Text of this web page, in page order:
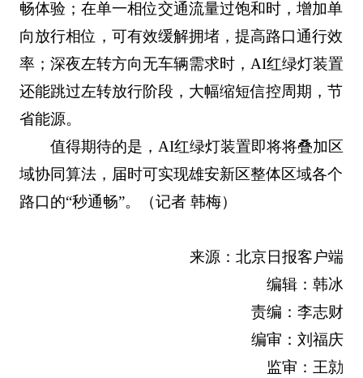
畅体验；在单一相位交通流量过饱和时，增加单
向放行相位，可有效缓解拥堵，提高路口通行效
率；深夜左转方向无车辆需求时，AI红绿灯装置
还能跳过左转放行阶段，大幅缩短信控周期，节
省能源。
值得期待的是，AI红绿灯装置即将将叠加区
域协同算法，届时可实现雄安新区整体区域各个
路口的“秒通畅”。（记者 韩梅）
来源：北京日报客户端
编辑：韩冰
责编：李志财
编审：刘福庆
监审：王勍